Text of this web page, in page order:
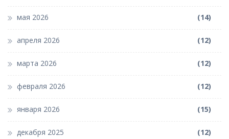
мая 2026 (14)
апреля 2026 (12)
марта 2026 (12)
февраля 2026 (12)
января 2026 (15)
декабря 2025 (12)